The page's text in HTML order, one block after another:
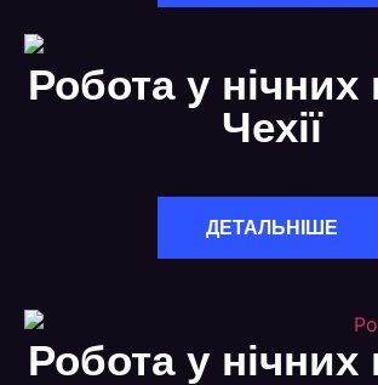
Робота у нічних
Чехії
ДЕТАЛЬНІШЕ
Робота у нічних